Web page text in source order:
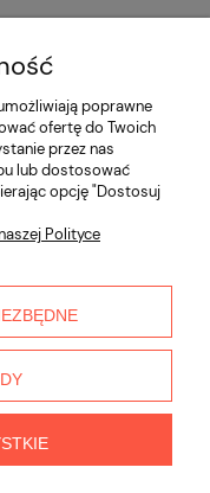
poprawne
ofertę do Twoich
przez nas
lub dostosować
opcję "Dostosuj
Polityce